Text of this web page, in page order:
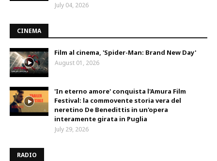
July 04, 2026
CINEMA
Film al cinema, 'Spider-Man: Brand New Day'
August 01, 2026
'In eterno amore' conquista l'Amura Film
Festival: la commovente storia vera del
neretino De Benedittis in un'opera
interamente girata in Puglia
July 29, 2026
RADIO